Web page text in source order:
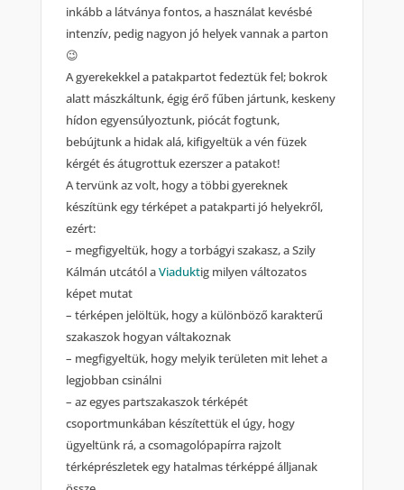
inkább a látványa fontos, a használat kevésbé
intenzív, pedig nagyon jó helyek vannak a parton
😉
A gyerekekkel a patakpartot fedeztük fel; bokrok
alatt mászkáltunk, égig érő fűben jártunk, keskeny
hídon egyensúlyoztunk, piócát fogtunk,
bebújtunk a hidak alá, kifigyeltük a vén füzek
kérgét és átugrottuk ezerszer a patakot!
A tervünk az volt, hogy a többi gyereknek
készítünk egy térképet a patakparti jó helyekről,
ezért:
– megfigyeltük, hogy a torbágyi szakasz, a Szily
Kálmán utcától aViaduktig milyen változatos
képet mutat
– térképen jelöltük, hogy a különböző karakterű
szakaszok hogyan váltakoznak
– megfigyeltük, hogy melyik területen mit lehet a
legjobban csinálni
– az egyes partszakaszok térképét
csoportmunkában készítettük el úgy, hogy
ügyeltünk rá, a csomagolópapírra rajzolt
térképrészletek egy hatalmas térképpé álljanak